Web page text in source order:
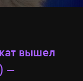
вышел
—